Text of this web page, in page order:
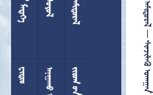


 